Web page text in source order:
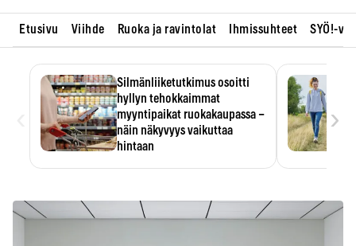
Etusivu Viihde Ruoka ja ravintolat Ihmissuhteet SYÖ!-
Silmänliiketutkimus osoitti
hyllyn tehokkaimmat
myyntipaikat ruokakaupassa –
näin näkyvyys vaikuttaa
hintaan
›